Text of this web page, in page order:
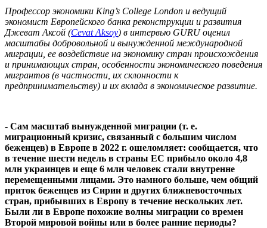
Профессор экономики King’s College London и ведущий
экономист Европейского банка реконструкции и развития
Джеват Аксой (Cevat Aksoy) в интервью GURU оценил
масштабы добровольной и вынужденной международной
миграции, ее воздействие на экономику стран происхождения
и принимающих стран, особенности экономического поведения
мигрантов (в частности, их склонности к
предпринимательству) и их вклада в экономическое развитие.
- Сам масштаб вынужденной миграции (т. е.
миграционный кризис, связанный с большим числом
беженцев) в Европе в 2022 г. ошеломляет: сообщается, что
в течение шести недель в страны ЕС прибыло около 4,8
млн украинцев и еще 6 млн человек стали внутренне
перемещенными лицами. Это намного больше, чем общий
приток беженцев из Сирии и других ближневосточных
стран, прибывших в Европу в течение нескольких лет.
Были ли в Европе похожие волны миграции со времен
Второй мировой войны или в более ранние периоды?